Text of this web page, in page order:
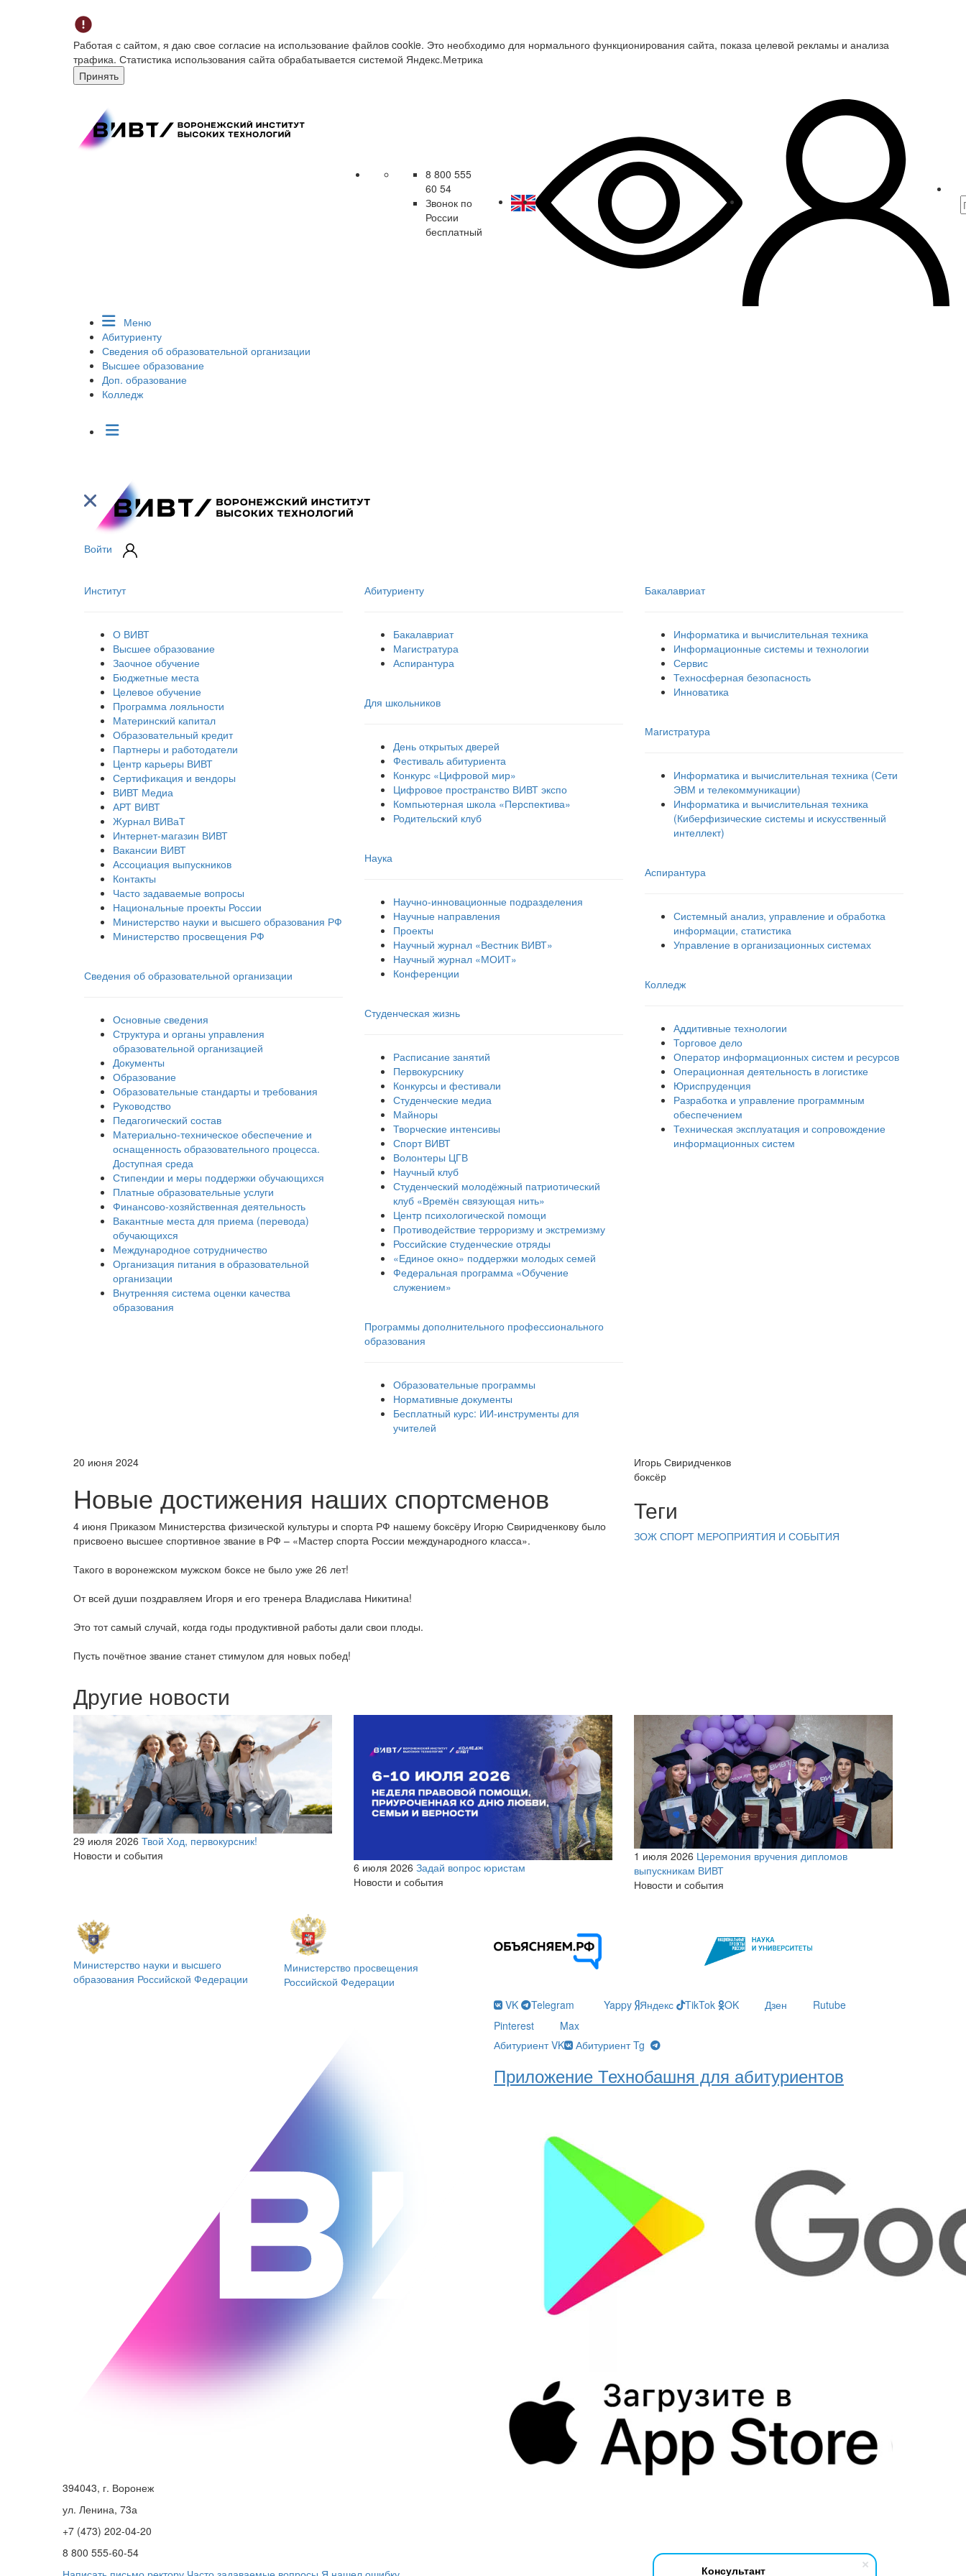
Консультант
Работая с сайтом, я даю свое согласие на использование файлов cookie. Это необходимо для нормального функционирования сайта, показа целевой рекламы и анализа
трафика. Статистика использования сайта обрабатывается системой Яндекс.Метрика
Принять
8 800 555
60 54
Звонок по
России
бесплатный
Меню
Абитуриенту
Сведения об образовательной организации
Высшее образование
Доп. образование
Колледж
Войти
Институт
О ВИВТ
Высшее образование
Заочное обучение
Бюджетные места
Целевое обучение
Программа лояльности
Материнский капитал
Образовательный кредит
Партнеры и работодатели
Центр карьеры ВИВТ
Сертификация и вендоры
ВИВТ Медиа
АРТ ВИВТ
Журнал ВИВаТ
Интернет-магазин ВИВТ
Вакансии ВИВТ
Ассоциация выпускников
Контакты
Часто задаваемые вопросы
Национальные проекты России
Министерство науки и высшего образования РФ
Министерство просвещения РФ
Сведения об образовательной организации
Основные сведения
Структура и органы управления
образовательной организацией
Документы
Образование
Образовательные стандарты и требования
Руководство
Педагогический состав
Материально-техническое обеспечение и
оснащенность образовательного процесса.
Доступная среда
Стипендии и меры поддержки обучающихся
Платные образовательные услуги
Финансово-хозяйственная деятельность
Вакантные места для приема (перевода)
обучающихся
Международное сотрудничество
Организация питания в образовательной
организации
Внутренняя система оценки качества
образования
Абитуриенту
Бакалавриат
Магистратура
Аспирантура
Для школьников
День открытых дверей
Фестиваль абитуриента
Конкурс «Цифровой мир»
Цифровое пространство ВИВТ экспо
Компьютерная школа «Перспектива»
Родительский клуб
Наука
Научно-инновационные подразделения
Научные направления
Проекты
Научный журнал «Вестник ВИВТ»
Научный журнал «МОИТ»
Конференции
Студенческая жизнь
Расписание занятий
Первокурснику
Конкурсы и фестивали
Студенческие медиа
Майноры
Творческие интенсивы
Спорт ВИВТ
Волонтеры ЦГВ
Научный клуб
Студенческий молодёжный патриотический
клуб «Времён связующая нить»
Центр психологической помощи
Противодействие терроризму и экстремизму
Российские cтуденческие отряды
«Единое окно» поддержки молодых семей
Федеральная программа «Обучение
служением»
Программы дополнительного профессионального
образования
Образовательные программы
Нормативные документы
Бесплатный курс: ИИ‑инструменты для
учителей
Бакалавриат
Информатика и вычислительная техника
Информационные системы и технологии
Сервис
Техносферная безопасность
Инноватика
Магистратура
Информатика и вычислительная техника (Сети
ЭВМ и телекоммуникации)
Информатика и вычислительная техника
(Киберфизические системы и искусственный
интеллект)
Аспирантура
Системный анализ, управление и обработка
информации, статистика
Управление в организационных системах
Колледж
Аддитивные технологии
Торговое дело
Оператор информационных систем и ресурсов
Операционная деятельность в логистике
Юриспруденция
Разработка и управление программным
обеспечением
Техническая эксплуатация и сопровождение
информационных систем
20 июня 2024
Новые достижения наших спортсменов
4 июня Приказом Министерства физической культуры и спорта РФ нашему боксёру Игорю Свиридченкову было
присвоено высшее спортивное звание в РФ – «Мастер спорта России международного класса».
Такого в воронежском мужском боксе не было уже 26 лет!
От всей души поздравляем Игоря и его тренера Владислава Никитина!
Это тот самый случай, когда годы продуктивной работы дали свои плоды.
Пусть почётное звание станет стимулом для новых побед!
Игорь Свиридченков
боксёр
Теги
ЗОЖ СПОРТ МЕРОПРИЯТИЯ И СОБЫТИЯ
Другие новости
29 июля 2026 Твой Ход, первокурсник!
Новости и события
6 июля 2026 Задай вопрос юристам
Новости и события
1 июля 2026 Церемония вручения дипломов
выпускникам ВИВТ
Новости и события
Министерство науки и высшего
образования Российской Федерации
Министерство просвещения
Российской Федерации
394043, г. Воронеж
ул. Ленина, 73а
+7 (473) 202-04-20
8 800 555-60-54
VK Telegram Yappy Яндекс TikTok OK Дзен
Rutube
Pinterest
Max
Абитуриент VK
Абитуриент Tg
Приложение Технобашня для абитуриентов